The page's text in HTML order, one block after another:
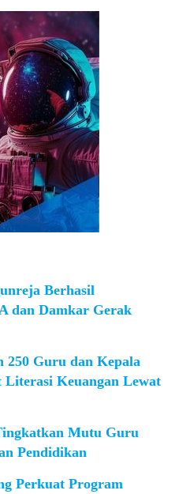
Berhasil
dan Damkar Gerak
250 Guru dan Kepala
Literasi Keuangan Lewat
Mutu Guru
Pendidikan
Perkuat Program